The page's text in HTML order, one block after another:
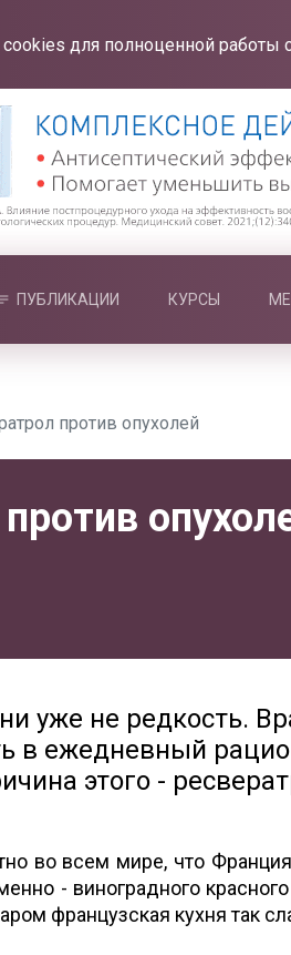
для полноценной работы
ПУБЛИКАЦИИ КУРСЫ
против опухолей
уже не редкость.
в ежедневный
этого -
во всем мире, что
- виноградного
французская кухня так